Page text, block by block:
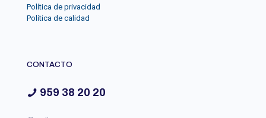
Política de privacidad
Política de calidad
CONTACTO
959 38 20 20